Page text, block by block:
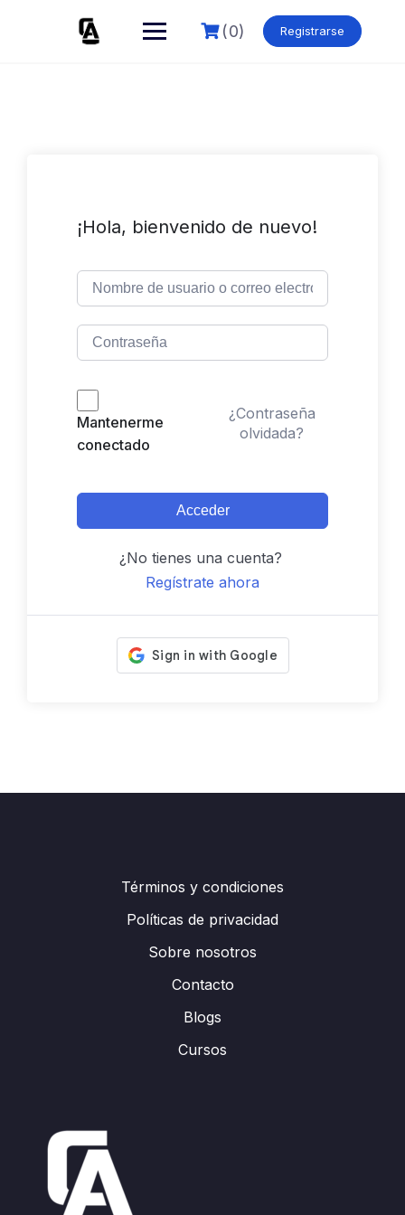
(0) Registrarse
¡Hola, bienvenido de nuevo!
Mantenerme
conectado
¿Contraseña
olvidada?
Acceder
¿No tienes una cuenta?
Regístrate ahora
Términos y condiciones
Políticas de privacidad
Sobre nosotros
Contacto
Blogs
Cursos